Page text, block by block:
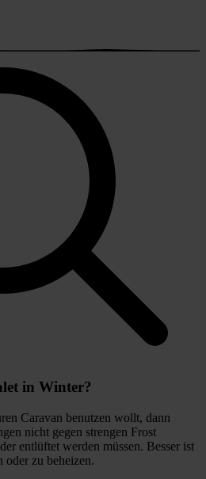
in Winter?
Caravan benutzen wollt, dann
nicht gegen strengen Frost
entlüftet werden müssen. Besser ist
oder zu beheizen.